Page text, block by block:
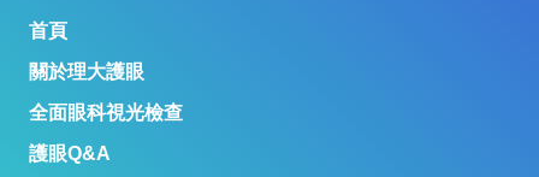
首頁
關於理大護眼
全面眼科視光檢查
護眼Q&A